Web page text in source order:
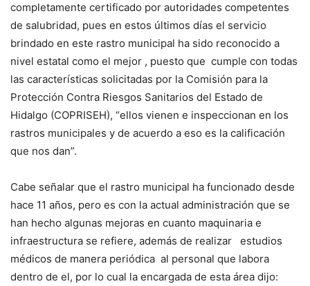
completamente certificado por autoridades competentes
de salubridad, pues en estos últimos días el servicio
brindado en este rastro municipal ha sido reconocido a
nivel estatal como el mejor , puesto que cumple con todas
las características solicitadas por la Comisión para la
Protección Contra Riesgos Sanitarios del Estado de
Hidalgo (COPRISEH), “ellos vienen e inspeccionan en los
rastros municipales y de acuerdo a eso es la calificación
que nos dan”.
Cabe señalar que el rastro municipal ha funcionado desde
hace 11 años, pero es con la actual administración que se
han hecho algunas mejoras en cuanto maquinaria e
infraestructura se refiere, además de realizar estudios
médicos de manera periódica al personal que labora
dentro de el, por lo cual la encargada de esta área dijo: